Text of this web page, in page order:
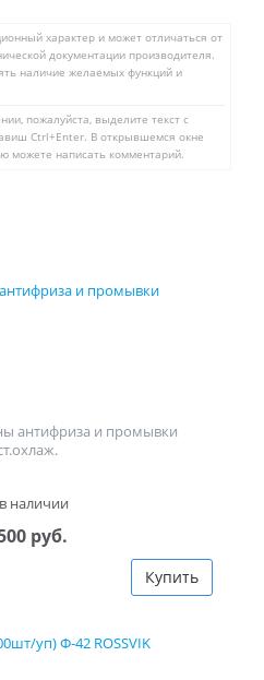
характер и может отличаться от
документации производителя.
наличие желаемых функций и
пожалуйста, выделите текст с
Ctrl+Enter. В открывшемся окне
можете написать комментарий.
антифриза и промывки
наличии
руб.
Купить